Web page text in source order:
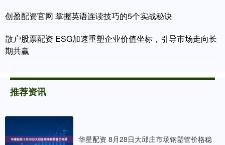
创盈配资官网 掌握英语连读技巧的5个实战秘诀
散户股票配资 ESG加速重塑企业价值坐标，引导市场走向长
期共赢
推荐资讯
华星配资 8月28日大邱庄市场钢塑管价格稳